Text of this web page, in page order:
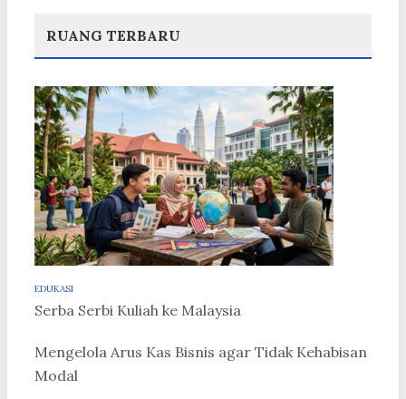
RUANG TERBARU
EDUKASI
Serba Serbi Kuliah ke Malaysia
Mengelola Arus Kas Bisnis agar Tidak Kehabisan
Modal